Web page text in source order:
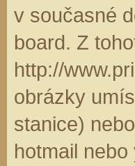
v současné
board. Z
http://
obrázky
stanice)
hotmail